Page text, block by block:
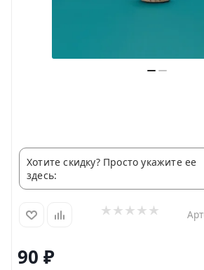
Хотите скидку? Просто укажите ее
здесь:
90 ₽